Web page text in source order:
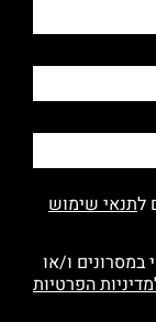
לתנאי שימוש
ו/או
הפרטיות